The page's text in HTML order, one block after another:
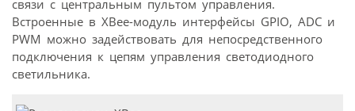
связи с центральным пультом управления.
Встроенные в XBee-модуль интерфейсы GPIO, ADC и
PWM можно задействовать для непосредственного
подключения к цепям управления светодиодного
светильника.